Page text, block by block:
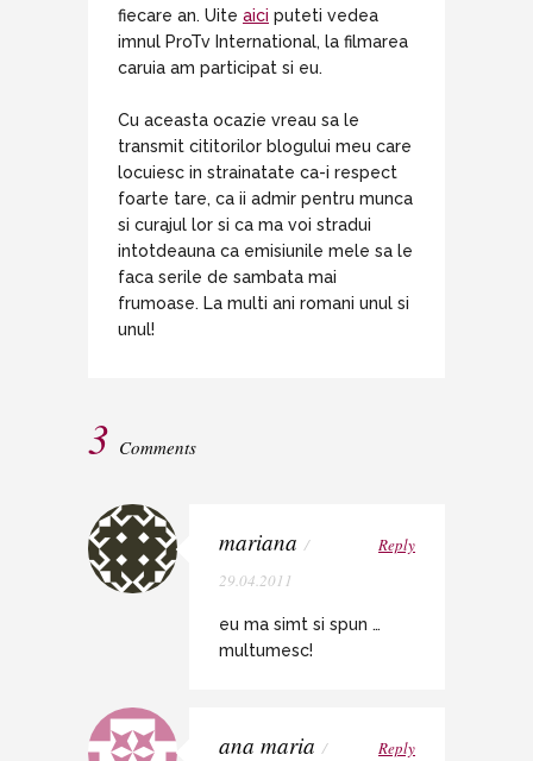
fiecare an. Uite aici puteti vedea
imnul ProTv International, la filmarea
caruia am participat si eu.
Cu aceasta ocazie vreau sa le
transmit cititorilor blogului meu care
locuiesc in strainatate ca-i respect
foarte tare, ca ii admir pentru munca
si curajul lor si ca ma voi stradui
intotdeauna ca emisiunile mele sa le
faca serile de sambata mai
frumoase. La multi ani romani unul si
unul!
3 Comments
mariana /
29.04.2011
Reply
eu ma simt si spun …
multumesc!
ana maria /
Reply